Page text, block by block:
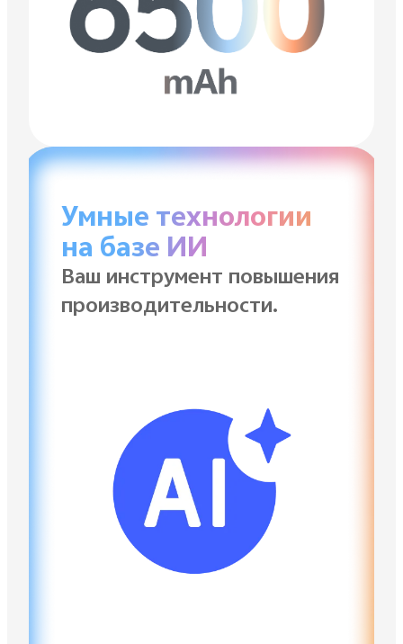
Умные технологии
на базе ИИ
Ваш инструмент повышения
производительности.